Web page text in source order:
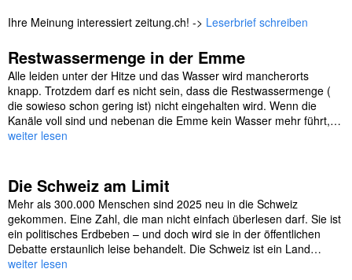
Ihre Meinung interessiert zeitung.ch! -> Leserbrief schreiben
Restwassermenge in der Emme
Alle leiden unter der Hitze und das Wasser wird mancherorts
knapp. Trotzdem darf es nicht sein, dass die Restwassermenge (
die sowieso schon gering ist) nicht eingehalten wird. Wenn die
Kanäle voll sind und nebenan die Emme kein Wasser mehr führt,…
weiter lesen
Die Schweiz am Limit
Mehr als 300.000 Menschen sind 2025 neu in die Schweiz
gekommen. Eine Zahl, die man nicht einfach überlesen darf. Sie ist
ein politisches Erdbeben – und doch wird sie in der öffentlichen
Debatte erstaunlich leise behandelt. Die Schweiz ist ein Land…
weiter lesen